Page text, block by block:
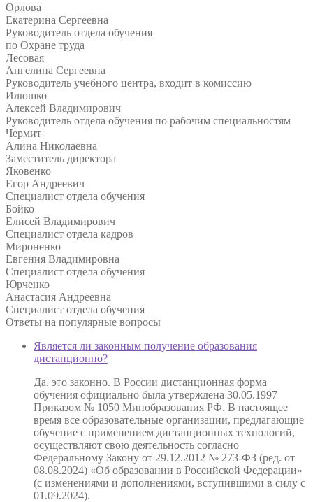
Орлова
Екатерина Сергеевна
Руководитель отдела обучения
по Охране труда
Лесовая
Ангелина Сергеевна
Руководитель учебного центра, входит в комиссию
Илюшко
Алексей Владимирович
Руководитель отдела обучения по рабочим специальностям
Чермит
Алина Николаевна
Заместитель директора
Яковенко
Егор Андреевич
Специалист отдела обучения
Бойко
Елисей Владимирович
Специалист отдела кадров
Мироненко
Евгения Владимировна
Специалист отдела обучения
Юрченко
Анастасия Андреевна
Специалист отдела обучения
Ответы на популярные вопросы
Является ли законным получение образования
дистанционно?
Да, это законно. В России дистанционная форма
обучения официально была утверждена 30.05.1997
Приказом № 1050 Минобразования РФ. В настоящее
время все образовательные организации, предлагающие
обучение с применением дистанционных технологий,
осуществляют свою деятельность согласно
Федеральному Закону от 29.12.2012 № 273-ФЗ (ред. от
08.08.2024) «Об образовании в Российской Федерации»
(с изменениями и дополнениями, вступившими в силу с
01.09.2024).